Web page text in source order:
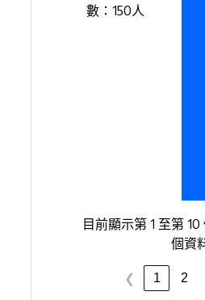
數：150人
目前顯示第 1 至第
個資
❮ 1 2